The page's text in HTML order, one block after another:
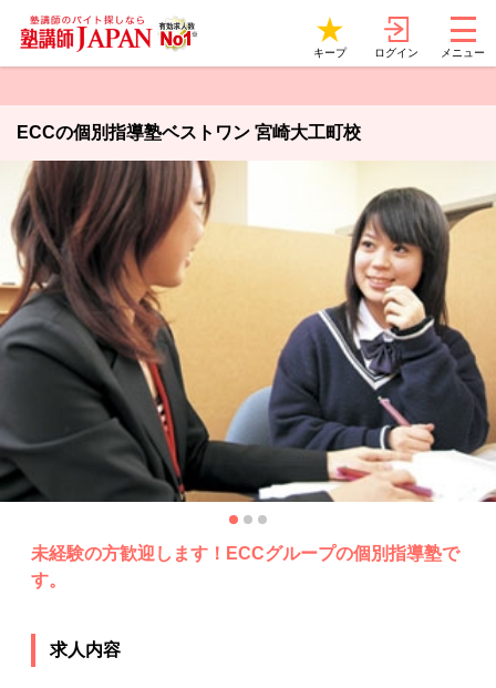
キープ ログイン メニュー
ECCの個別指導塾ベストワン 宮崎大工町校
未経験の方歓迎します！ECCグループの個別指導塾で
す。
求人内容